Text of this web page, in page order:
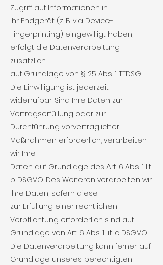
Zugriff auf Informationen in
Ihr Endgerät (z. B. via Device-
Fingerprinting) eingewilligt haben,
erfolgt die Datenverarbeitung
zusätzlich
auf Grundlage von § 25 Abs. 1 TTDSG.
Die Einwilligung ist jederzeit
widerrufbar. Sind Ihre Daten zur
Vertragserfüllung oder zur
Durchführung vorvertraglicher
Maßnahmen erforderlich, verarbeiten
wir Ihre
Daten auf Grundlage des Art. 6 Abs. 1 lit.
b DSGVO. Des Weiteren verarbeiten wir
Ihre Daten, sofern diese
zur Erfüllung einer rechtlichen
Verpflichtung erforderlich sind auf
Grundlage von Art. 6 Abs. 1 lit. c DSGVO.
Die Datenverarbeitung kann ferner auf
Grundlage unseres berechtigten